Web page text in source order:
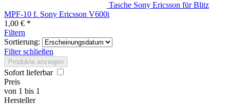
Tasche Sony Ericsson für Blitz
MPF-10 f. Sony Ericsson V600i
1,00 € *
Filtern
Sortierung:
Filter schließen
Produkte anzeigen
Sofort lieferbar
Preis
von 1 bis 1
Hersteller